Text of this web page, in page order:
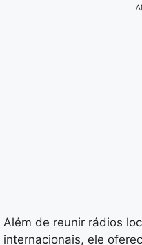
Além de reunir rádios
internacionais, ele